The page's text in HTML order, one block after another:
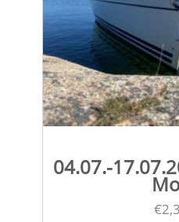
04.07.-
€